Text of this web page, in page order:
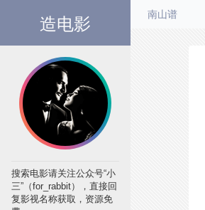
造电影 南山谱
搜索电影请关注公众号“小
三”（for_rabbit），直接回
复影视名称获取，资源免